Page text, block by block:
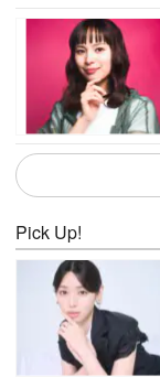
Pick Up!